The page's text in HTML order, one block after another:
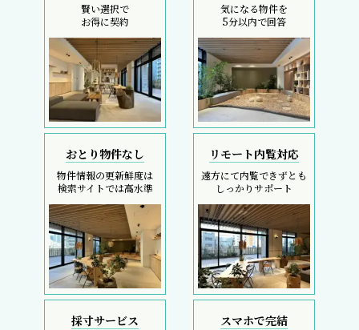
賢い選択で
お得に契約
気になる物件を
5分以内で回答
おとり物件なし
物件情報の更新鮮度は
検索サイトでは高水準
リモート内覧対応
遠方にて内覧できずとも
しっかりサポート
採寸サービス スマホで完結